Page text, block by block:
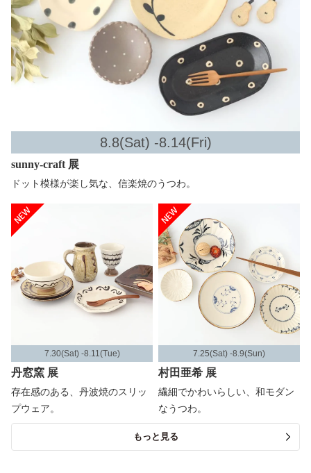
8.8(Sat) -8.14(Fri)
sunny-craft 展
ドット模様が楽し気な、信楽焼のうつわ。
7.30(Sat) -8.11(Tue)
丹窓窯 展
存在感のある、丹波焼のスリッ
プウェア。
7.25(Sat) -8.9(Sun)
村田亜希 展
繊細でかわいらしい、和モダン
なうつわ。
もっと見る